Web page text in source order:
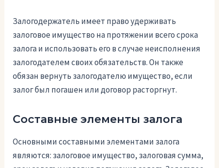
Залогодержатель имеет право удерживать
залоговое имущество на протяжении всего срока
залога и использовать его в случае неисполнения
залогодателем своих обязательств. Он также
обязан вернуть залогодателю имущество, если
залог был погашен или договор расторгнут.
Составные элементы залога
Основными составными элементами залога
являются: залоговое имущество, залоговая сумма,